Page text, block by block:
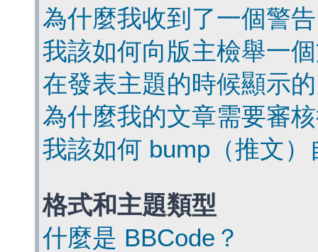
為什麼我收到了一個警
我該如何向版主檢舉一
在發表主題的時候顯示
為什麼我的文章需要審
我該如何 bump（推文
格式和主題類型
什麼是 BBCode？